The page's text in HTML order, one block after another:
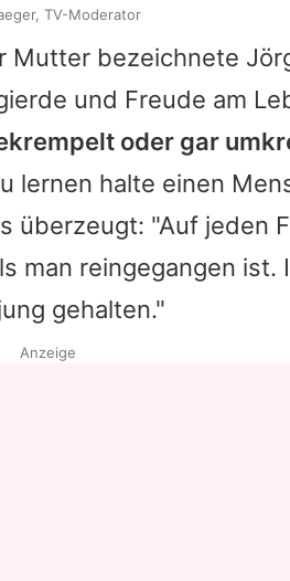
Mutter bezeichnete
und Freude am
oder gar
lernen halte einen
überzeugt: "Auf jeden
man reingegangen ist.
gehalten."
TV-Moderator
Anzeige